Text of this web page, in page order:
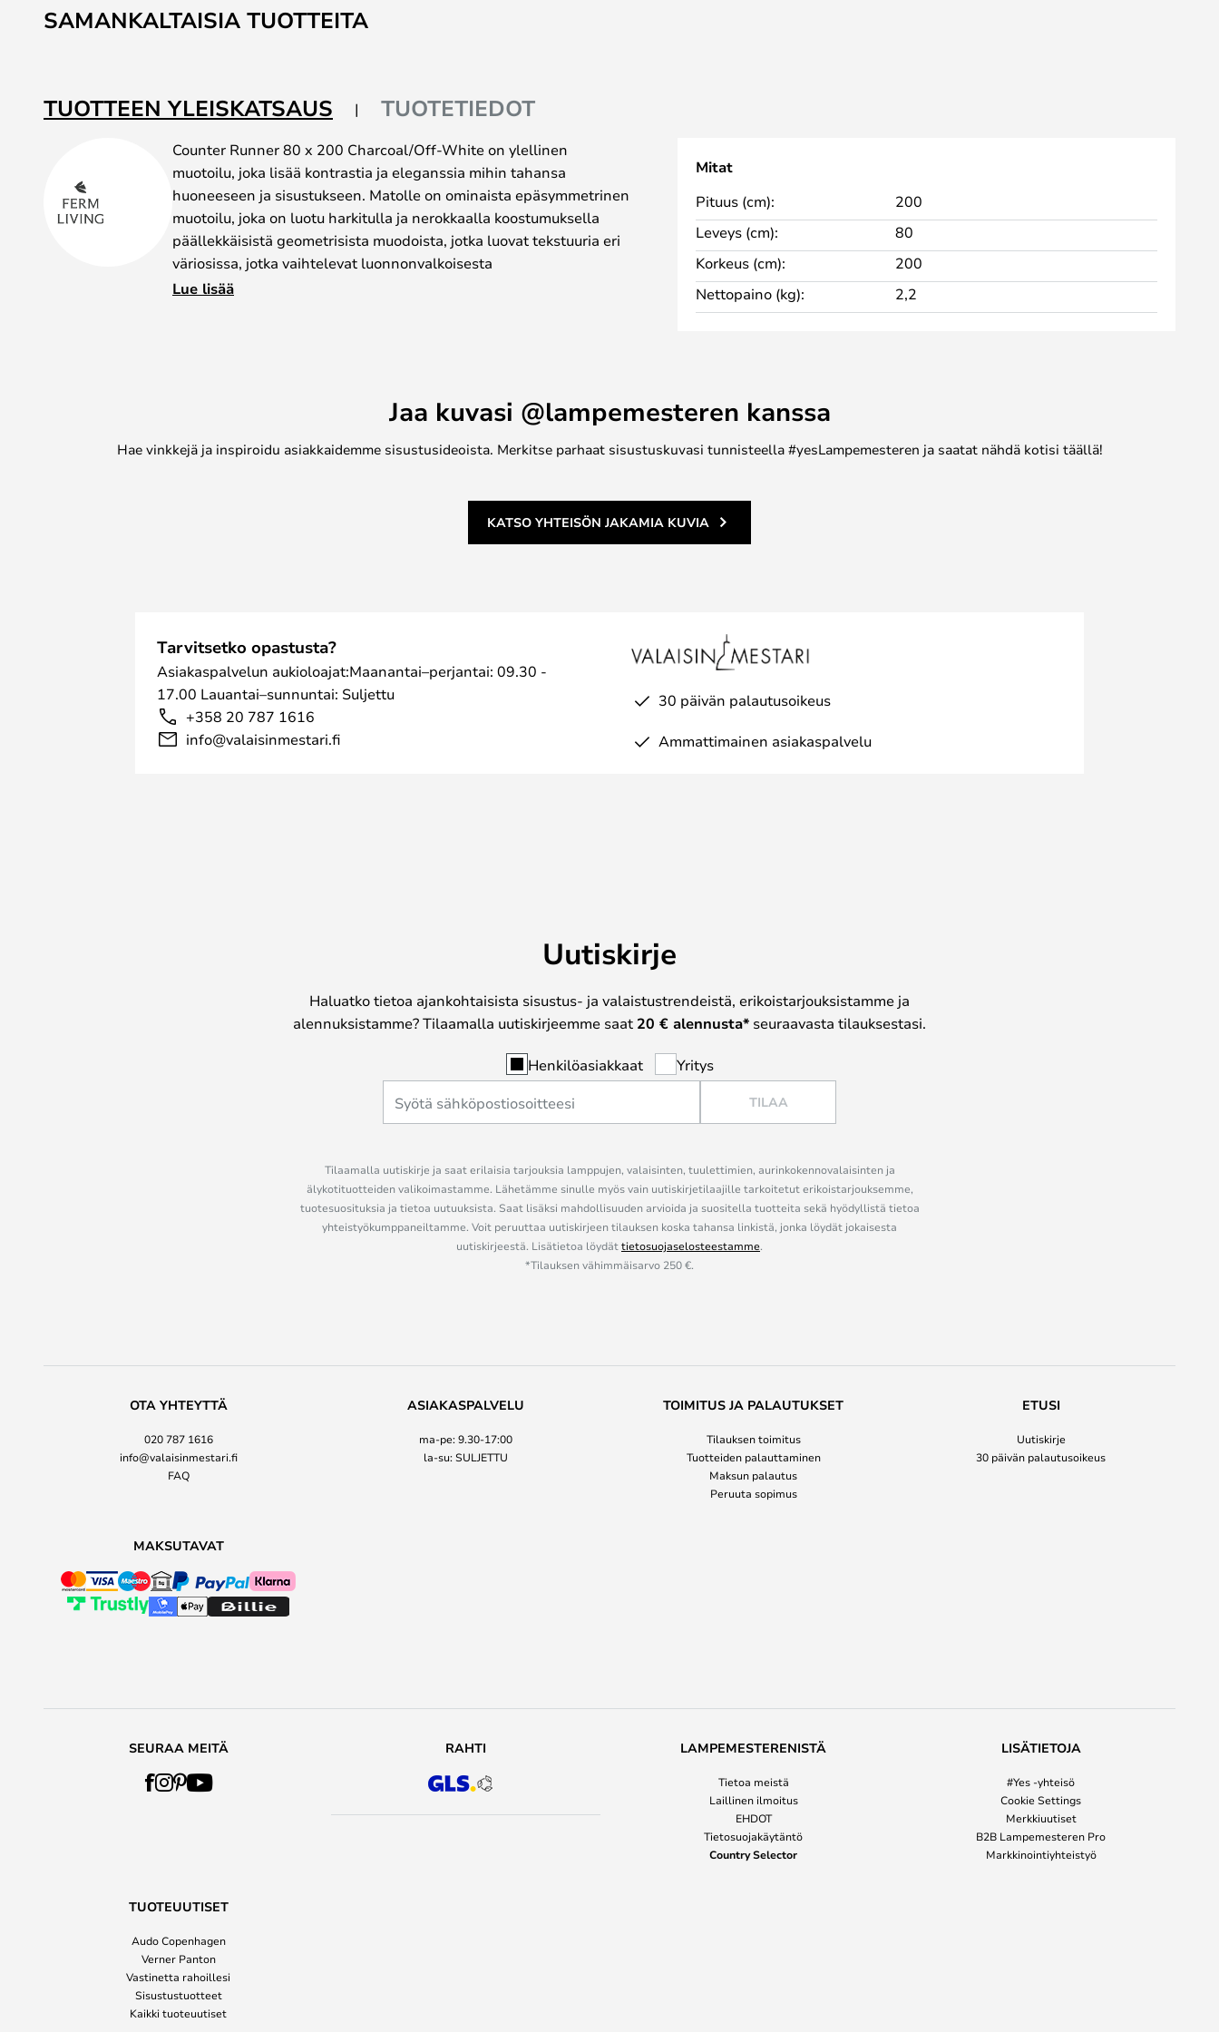
SAMANKALTAISIA TUOTTEITA
TUOTTEEN YLEISKATSAUS TUOTETIEDOT
Counter Runner 80 x 200 Charcoal/Off-White on ylellinen
muotoilu, joka lisää kontrastia ja eleganssia mihin tahansa
huoneeseen ja sisustukseen. Matolle on ominaista epäsymmetrinen
muotoilu, joka on luotu harkitulla ja nerokkaalla koostumuksella
päällekkäisistä geometrisista muodoista, jotka luovat tekstuuria eri
väriosissa, jotka vaihtelevat luonnonvalkoisesta
tummanharmaaseen. Jokaisessa väriosassa on oma kaunis
juoksijasta, jotka voit valita sen huoneen koon ja muodon mukaan,
johon haluat maton sisustaa. Molemmat matot on kudottu käsin
100-prosenttisesta villasta, ja molemmissa on sama kaunis
Lue lisää
Mitat
Pituus (cm):
200
Leveys (cm):
80
Korkeus (cm):
200
Nettopaino (kg):
2,2
Jaa kuvasi @lampemesteren kanssa
Hae vinkkejä ja inspiroidu asiakkaidemme sisustusideoista. Merkitse parhaat sisustuskuvasi tunnisteella #yesLampemesteren ja saatat nähdä kotisi täällä!
KATSO YHTEISÖN JAKAMIA KUVIA
Tarvitsetko opastusta?
Asiakaspalvelun aukioloajat:Maanantai–perjantai: 09.30 -
17.00 Lauantai–sunnuntai: Suljettu
+358 20 787 1616
info@valaisinmestari.fi
30 päivän palautusoikeus
Ammattimainen asiakaspalvelu
Uutiskirje
Haluatko tietoa ajankohtaisista sisustus- ja valaistustrendeistä, erikoistarjouksistamme ja
alennuksistamme? Tilaamalla uutiskirjeemme saat 20 € alennusta* seuraavasta tilauksestasi.
Henkilöasiakkaat Yritys
TILAA
Tilaamalla uutiskirje ja saat erilaisia tarjouksia lamppujen, valaisinten, tuulettimien, aurinkokennovalaisinten ja
älykotituotteiden valikoimastamme. Lähetämme sinulle myös vain uutiskirjetilaajille tarkoitetut erikoistarjouksemme,
tuotesuosituksia ja tietoa uutuuksista. Saat lisäksi mahdollisuuden arvioida ja suositella tuotteita sekä hyödyllistä tietoa
yhteistyökumppaneiltamme. Voit peruuttaa uutiskirjeen tilauksen koska tahansa linkistä, jonka löydät jokaisesta
uutiskirjeestä. Lisätietoa löydättietosuojaselosteestamme.
*Tilauksen vähimmäisarvo 250 €.
OTA YHTEYTTÄ
020 787 1616
info@valaisinmestari.fi
FAQ
ASIAKASPALVELU
ma-pe: 9.30-17:00
la-su: SULJETTU
TOIMITUS JA PALAUTUKSET
Tilauksen toimitus
Tuotteiden palauttaminen
Maksun palautus
Peruuta sopimus
ETUSI
Uutiskirje
30 päivän palautusoikeus
MAKSUTAVAT
SEURAA MEITÄ RAHTI LAMPEMESTERENISTÄ
Tietoa meistä
Laillinen ilmoitus
EHDOT
Tietosuojakäytäntö
Country Selector
LISÄTIETOJA
#Yes -yhteisö
Cookie Settings
Merkkiuutiset
B2B Lampemesteren Pro
Markkinointiyhteistyö
TUOTEUUTISET
Audo Copenhagen
Verner Panton
Vastinetta rahoillesi
Sisustustuotteet
Kaikki tuoteuutiset